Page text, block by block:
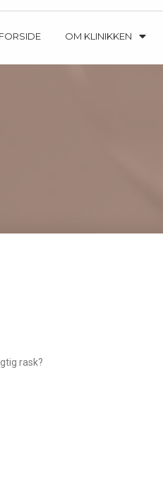
FORSIDE OM KLINIKKEN
rask?